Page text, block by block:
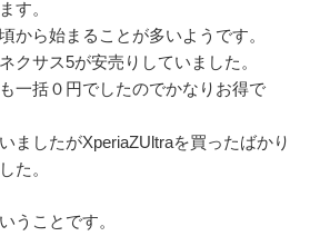
す。
から始まることが多いようです。
クサス5が安売りしていました。
一括０円でしたのでかなりお得で
ましたがXperiaZUltraを買ったばかり
た。
うことです。